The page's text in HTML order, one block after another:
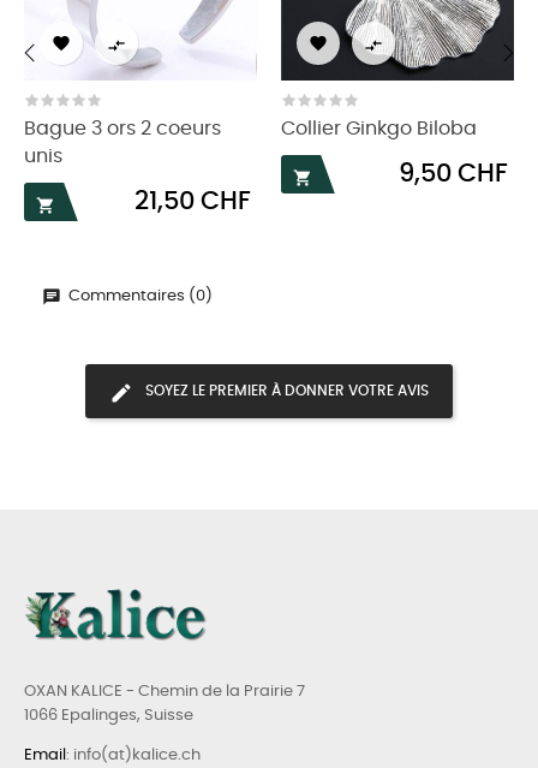
 
Bague 3 ors 2 coeurs
unis

Prix
21,50 CHF
 
Collier Ginkgo Biloba

Prix
9,50 CHF
‹
Commentaires (0)
SOYEZ LE PREMIER À DONNER VOTRE AVIS
OXAN KALICE - Chemin de la Prairie 7
1066 Epalinges, Suisse
Email : info(at)kalice.ch